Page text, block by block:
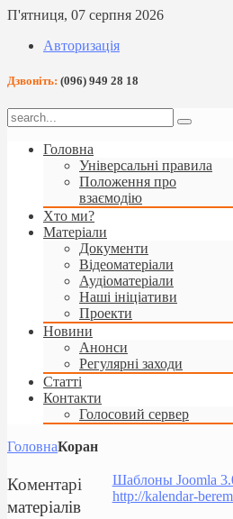
П'ятниця, 07 серпня 2026
Авторизація
Дзвоніть: (096) 949 28 18
Головна
Універсальні правила
Положення про
взаємодію
Хто ми?
Матеріали
Документи
Відеоматеріали
Аудіоматеріали
Наші ініціативи
Проекти
Новини
Анонси
Регулярні заходи
Статті
Контакти
Голосовий сервер
ГоловнаКоран
Шаблоны Joomla
http://kalendar-
Коментарі
матеріалів